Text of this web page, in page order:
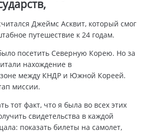
Джеймс Асквит, который смог
путешествие к 24 годам.
посетить Северную Корею. Но за
нахождение в
между КНДР и Южной Кореей.
миссии.
тот факт, что я была во всех этих
свидетельства в каждой
показать билеты на самолет,